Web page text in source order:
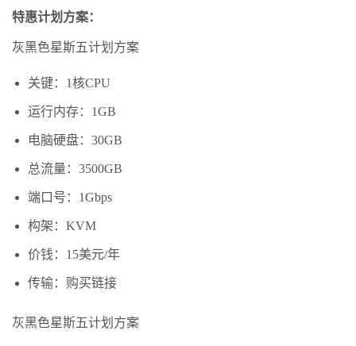
特惠计划方案：
灰黑色星斯五计划方案
关键：1核CPU
运行内存：1GB
电脑硬盘：30GB
总流量：3500GB
端口号：1Gbps
构架：KVM
价钱：15美元/年
传输：购买链接
灰黑色星斯五计划方案